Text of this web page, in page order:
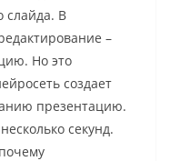
слайда. В
–
Но это
создает
презентацию.
секунд.